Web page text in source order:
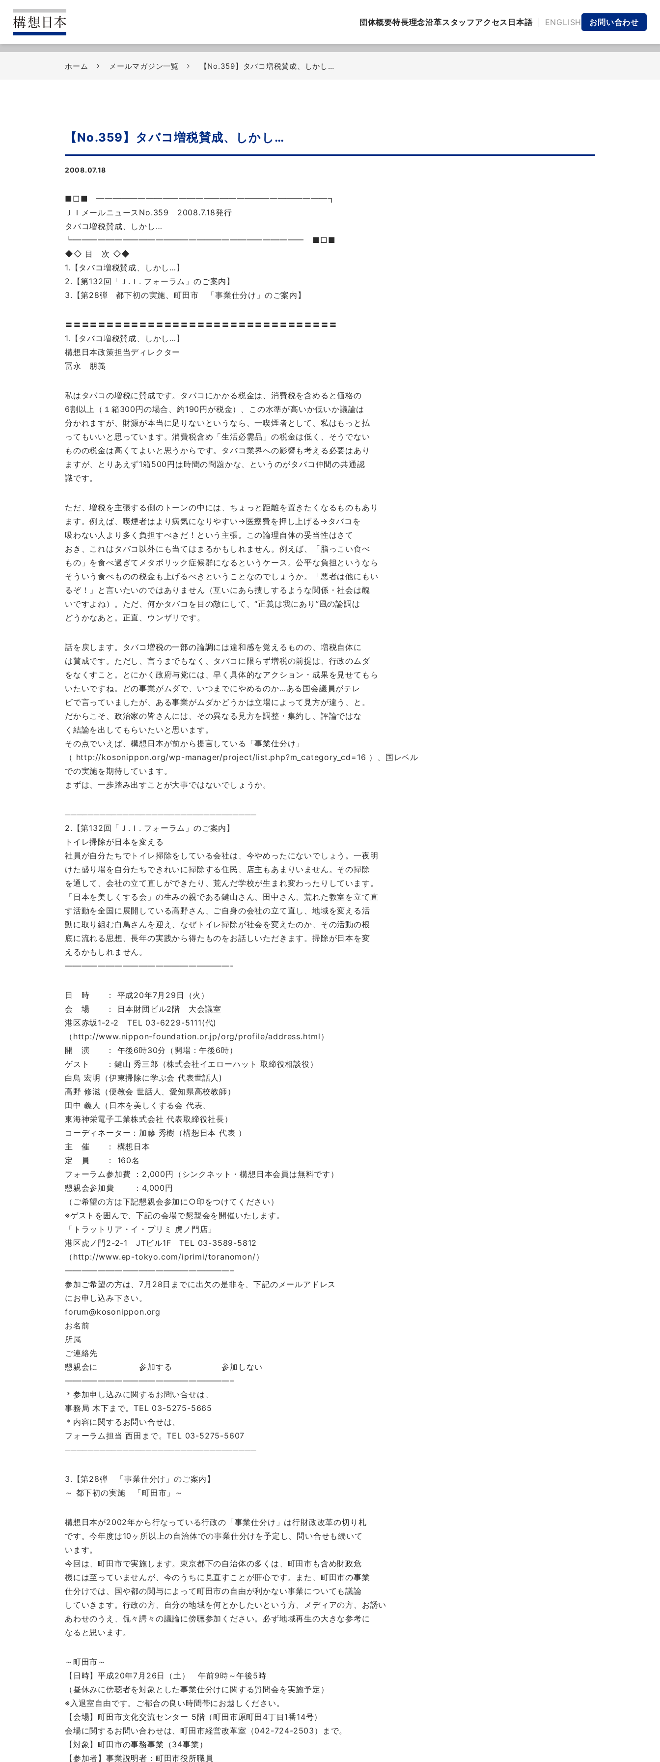
団体概要特長理念沿革スタッフアクセス 日本語 ENGLISH お問い合わせ
ホーム メールマガジン一覧 【No.359】タバコ増税賛成、しかし…
【No.359】タバコ増税賛成、しかし…
2008.07.18
■□■ ━━━━━━━━━━━━━━━━━━━━━━━━━━━━┓
ＪＩメールニュースNo.359 2008.7.18発行
タバコ増税賛成、しかし…
┗━━━━━━━━━━━━━━━━━━━━━━━━━━━━ ■□■
◆◇ 目 次 ◇◆
1.【タバコ増税賛成、しかし…】
2.【第132回「Ｊ.Ｉ. フォーラム」のご案内】
3.【第28弾 都下初の実施、町田市 「事業仕分け」のご案内】
〓〓〓〓〓〓〓〓〓〓〓〓〓〓〓〓〓〓〓〓〓〓〓〓〓〓〓〓〓〓〓〓〓
1.【タバコ増税賛成、しかし…】
構想日本政策担当ディレクター
冨永 朋義
私はタバコの増税に賛成です。タバコにかかる税金は、消費税を含めると価格の
6割以上（１箱300円の場合、約190円が税金）、この水準が高いか低いか議論は
分かれますが、財源が本当に足りないというなら、一喫煙者として、私はもっと払
ってもいいと思っています。消費税含め「生活必需品」の税金は低く、そうでない
ものの税金は高くてよいと思うからです。タバコ業界への影響も考える必要はあり
ますが、とりあえず1箱500円は時間の問題かな、というのがタバコ仲間の共通認
識です。
ただ、増税を主張する側のトーンの中には、ちょっと距離を置きたくなるものもあり
ます。例えば、喫煙者はより病気になりやすい→医療費を押し上げる→タバコを
吸わない人より多く負担すべきだ！という主張。この論理自体の妥当性はさて
おき、これはタバコ以外にも当てはまるかもしれません。例えば、「脂っこい食べ
もの」を食べ過ぎてメタボリック症候群になるというケース。公平な負担というなら
そういう食べものの税金も上げるべきということなのでしょうか。「悪者は他にもい
るぞ！」と言いたいのではありません（互いにあら捜しするような関係・社会は醜
いですよね）。ただ、何かタバコを目の敵にして、“正義は我にあり”風の論調は
どうかなあと。正直、ウンザリです。
話を戻します。タバコ増税の一部の論調には違和感を覚えるものの、増税自体に
は賛成です。ただし、言うまでもなく、タバコに限らず増税の前提は、行政のムダ
をなくすこと。とにかく政府与党には、早く具体的なアクション・成果を見せてもら
いたいですね。どの事業がムダで、いつまでにやめるのか…ある国会議員がテレ
ビで言っていましたが、ある事業がムダかどうかは立場によって見方が違う、と。
だからこそ、政治家の皆さんには、その異なる見方を調整・集約し、評論ではな
く結論を出してもらいたいと思います。
その点でいえば、構想日本が前から提言している「事業仕分け」
（ http://kosonippon.org/wp-manager/project/list.php?m_category_cd=16 ）、国レベル
での実施を期待しています。
まずは、一歩踏み出すことが大事ではないでしょうか。
─────────────────────────────────
2.【第132回「Ｊ.Ｉ. フォーラム」のご案内】
トイレ掃除が日本を変える
社員が自分たちでトイレ掃除をしている会社は、今やめったにないでしょう。一夜明
けた盛り場を自分たちできれいに掃除する住民、店主もあまりいません。その掃除
を通して、会社の立て直しができたり、荒んだ学校が生まれ変わったりしています。
「日本を美しくする会」の生みの親である鍵山さん、田中さん、荒れた教室を立て直
す活動を全国に展開している高野さん、ご自身の会社の立て直し、地域を変える活
動に取り組む白鳥さんを迎え、なぜトイレ掃除が社会を変えたのか、その活動の根
底に流れる思想、長年の実践から得たものをお話しいただきます。掃除が日本を変
えるかもしれません。
————————————————————-
日 時 ： 平成20年7月29日（火）
会 場 ： 日本財団ビル2階 大会議室
港区赤坂1-2-2 TEL 03-6229-5111(代)
（http://www.nippon-foundation.or.jp/org/profile/address.html）
開 演 ： 午後6時30分（開場：午後6時）
ゲスト ：鍵山 秀三郎（株式会社イエローハット 取締役相談役）
白鳥 宏明（伊東掃除に学ぶ会 代表世話人)
高野 修滋（便教会 世話人、愛知県高校教師）
田中 義人（日本を美しくする会 代表、
東海神栄電子工業株式会社 代表取締役社長）
コーディネーター：加藤 秀樹（構想日本 代表 ）
主 催 ： 構想日本
定 員 ： 160名
フォーラム参加費 ：2,000円（シンクネット・構想日本会員は無料です）
懇親会参加費 ：4,000円
（ご希望の方は下記懇親会参加に○印をつけてください）
※ゲストを囲んで、下記の会場で懇親会を開催いたします。
「トラットリア・イ・プリミ 虎ノ門店」
港区虎ノ門2-2-1 JTビル1F TEL 03-3589-5812
（http://www.ep-tokyo.com/iprimi/toranomon/）
————————————————————–
参加ご希望の方は、7月28日までに出欠の是非を、下記のメールアドレス
にお申し込み下さい。
forum@kosonippon.org
お名前
所属
ご連絡先
懇親会に 参加する 参加しない
————————————————————–
＊参加申し込みに関するお問い合せは、
事務局 木下まで。TEL 03-5275-5665
＊内容に関するお問い合せは、
フォーラム担当 西田まで。TEL 03-5275-5607
─────────────────────────────────
3.【第28弾 「事業仕分け」のご案内】
～ 都下初の実施 「町田市」～
構想日本が2002年から行なっている行政の「事業仕分け」は行財政改革の切り札
です。今年度は10ヶ所以上の自治体での事業仕分けを予定し、問い合せも続いて
います。
今回は、町田市で実施します。東京都下の自治体の多くは、町田市も含め財政危
機には至っていませんが、今のうちに見直すことが肝心です。また、町田市の事業
仕分けでは、国や都の関与によって町田市の自由が利かない事業についても議論
していきます。行政の方、自分の地域を何とかしたいという方、メディアの方、お誘い
あわせのうえ、侃々諤々の議論に傍聴参加ください。必ず地域再生の大きな参考に
なると思います。
～町田市～
【日時】平成20年7月26日（土） 午前9時～午後5時
（昼休みに傍聴者を対象とした事業仕分けに関する質問会を実施予定）
※入退室自由です。ご都合の良い時間帯にお越しください。
【会場】町田市文化交流センター 5階（町田市原町田4丁目1番14号）
会場に関するお問い合わせは、町田市経営改革室（042-724-2503）まで。
【対象】町田市の事務事業（34事業）
【参加者】事業説明者：町田市役所職員